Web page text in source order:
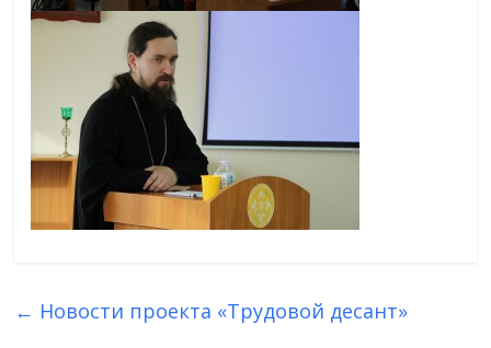
← Новости проекта «Трудовой десант»